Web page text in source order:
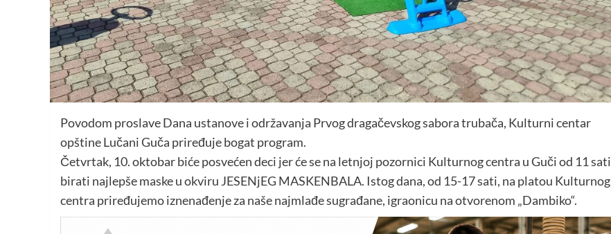
Povodom proslave Dana ustanove i održavanja Prvog dragačevskog sabora trubača, Kulturni centar
opštine Lučani Guča priređuje bogat program.
Četvrtak, 10. oktobar biće posvećen deci jer će se na letnjoj pozornici Kulturnog centra u Guči od 11 sati
birati najlepše maske u okviru JESENjEG MASKENBALA. Istog dana, od 15-17 sati, na platou Kulturnog
centra priređujemo iznenađenje za naše najmlađe sugrađane, igraonicu na otvorenom „Dambiko“.